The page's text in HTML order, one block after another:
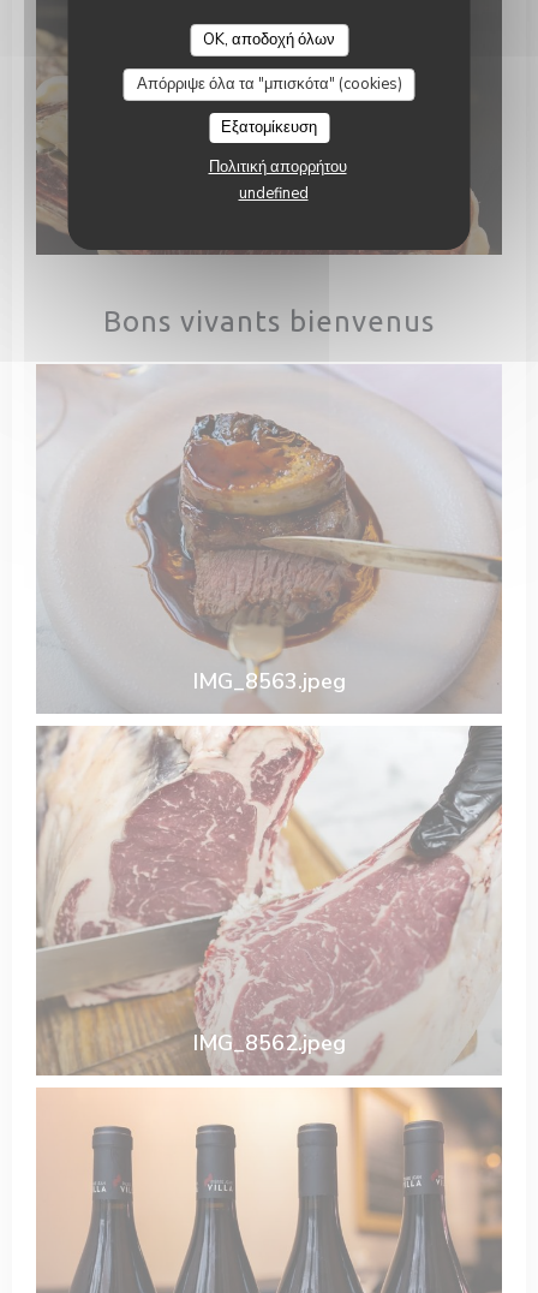
OK, αποδοχή όλων
Απόρριψε όλα τα "μπισκότα" (cookies)
Εξατομίκευση
Πολιτική απορρήτου
undefined
Bons vivants bienvenus
IMG_8563.jpeg
IMG_8562.jpeg